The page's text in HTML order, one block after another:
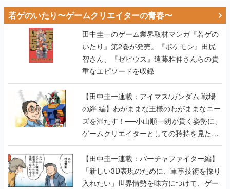
若ゲのいたり〜ゲームクリエイターの青春〜
田中圭一のゲーム業界取材マンガ『若ゲの
いたり』第2巻が発売。『ポケモン』田尻
智さん、『ゼビウス』遠藤雅伸さんらの貴
重なエピソードを収録
【田中圭一連載：アイマス/ガンダム 戦場
の絆 編】わがままな王様のわがままなニー
ズを満たす！──小山順一朗が貫く姿勢に、
ゲームクリエイターとしての矜持を見た
【若ゲのいたり最終回】
【田中圭一連載：バーチャファイター編】
「新しい3D表現のために、軍事技術を採り
入れたい」世界情勢を味方につけて、ゲー